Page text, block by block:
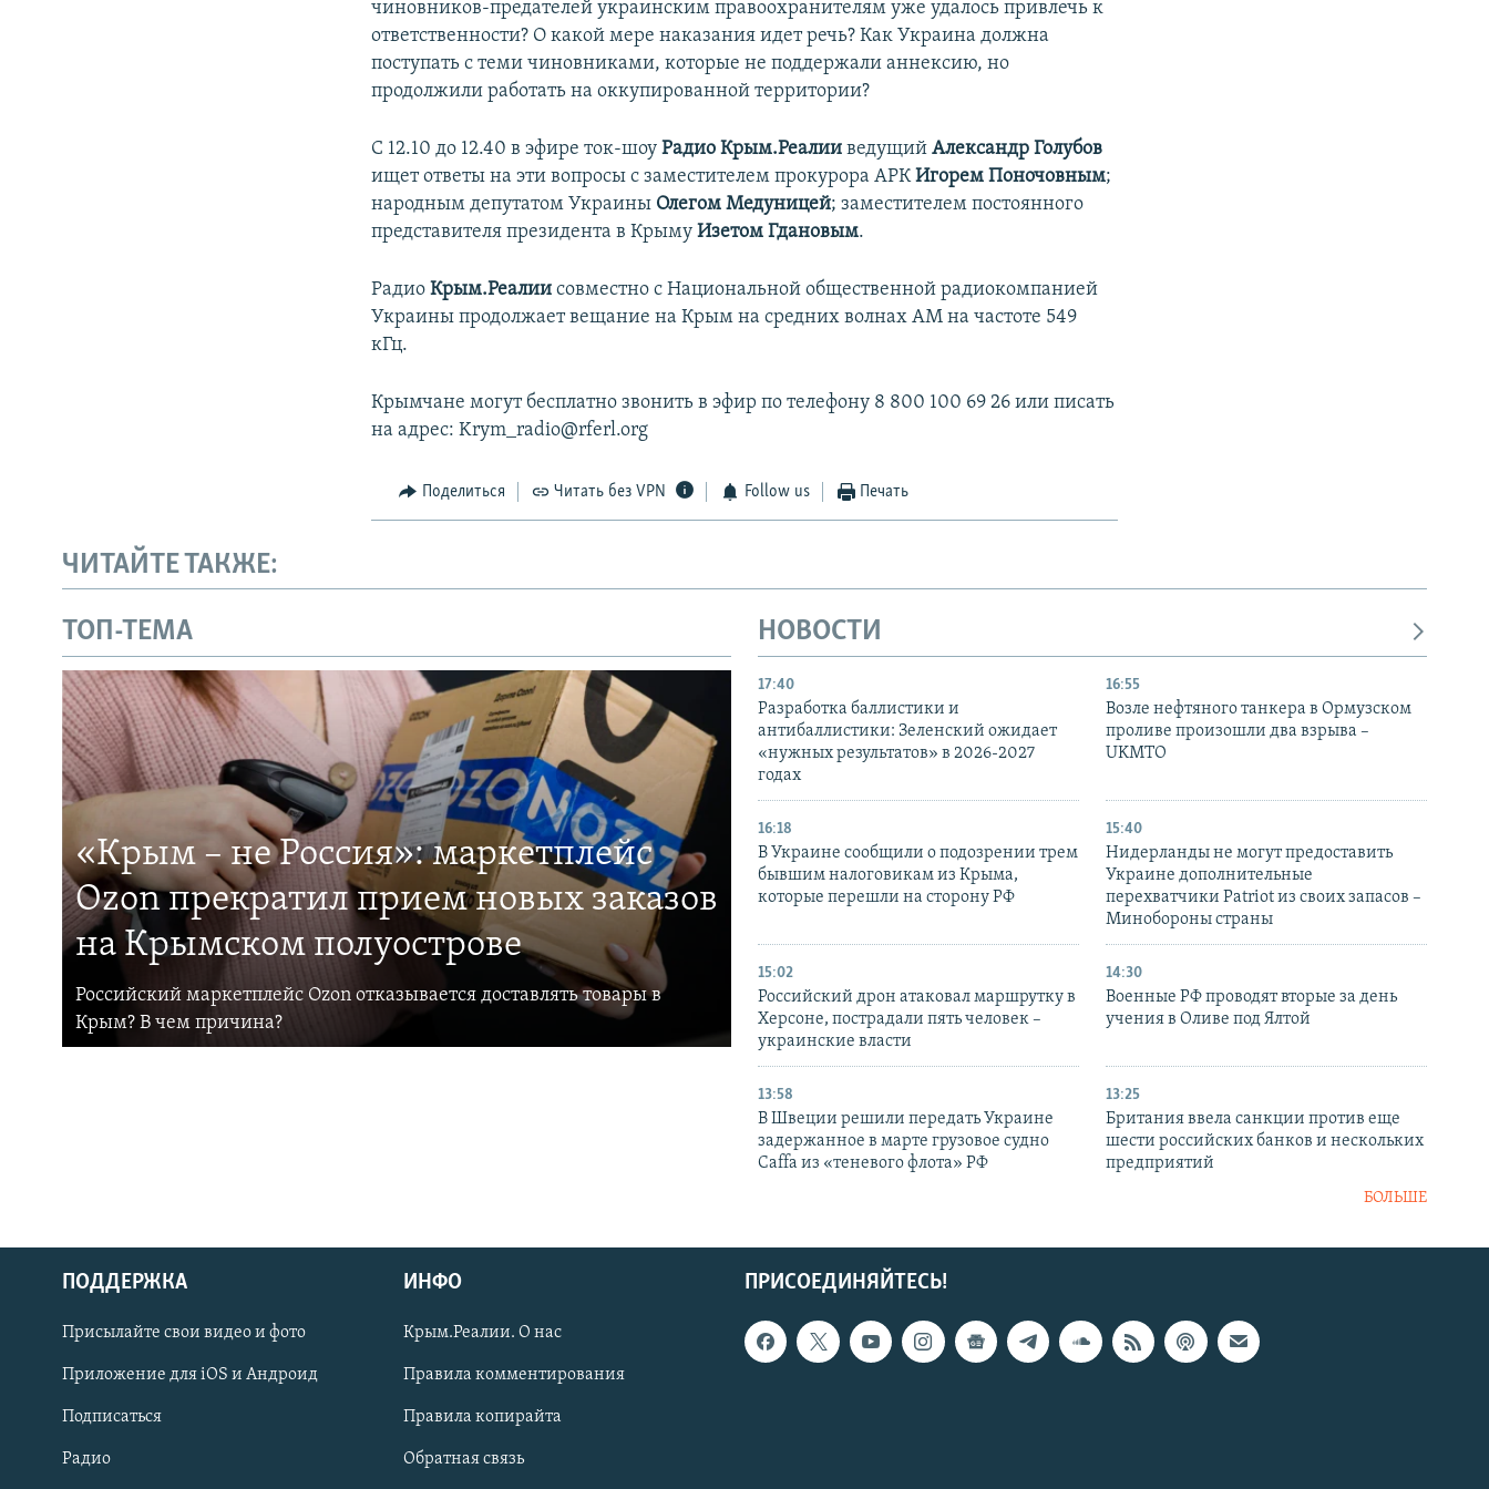
Українською
Qırımtatar
ПРИСОЕДИНЯЙТЕСЬ!
чиновников-предателей украинским правоохранителям уже удалось привлечь к
ответственности? О какой мере наказания идет речь? Как Украина должна
поступать с теми чиновниками, которые не поддержали аннексию, но
продолжили работать на оккупированной территории?
С 12.10 до 12.40 в эфире ток-шоуРадио Крым.Реалии ведущийАлександр Голубов
ищет ответы на эти вопросы с заместителем прокурора АРКИгорем Поночовным;
народным депутатом Украины Олегом Медуницей; заместителем постоянного
представителя президента в КрымуИзетом Гдановым.
РадиоКрым.Реалии совместно с Национальной общественной радиокомпанией
Украины продолжает вещание на Крым на средних волнах АМ на частоте 549
кГц.
Крымчане могут бесплатно звонить в эфир по телефону 8 800 100 69 26 или писать
на адрес: Krym_radio@rferl.org
Поделиться Читать без VPN Follow us Печать
ЧИТАЙТЕ ТАКЖЕ:
ТОП-ТЕМА
«Крым – не Россия»: маркетплейс
Ozon прекратил прием новых заказов
на Крымском полуострове
Российский маркетплейс Ozon отказывается доставлять товары в
Крым? В чем причина?
НОВОСТИ
17:40
Разработка баллистики и
антибаллистики: Зеленский ожидает
«нужных результатов» в 2026-2027
годах
16:55
Возле нефтяного танкера в Ормузском
проливе произошли два взрыва –
UKMTO
16:18
В Украине сообщили о подозрении трем
бывшим налоговикам из Крыма,
которые перешли на сторону РФ
15:40
Нидерланды не могут предоставить
Украине дополнительные
перехватчики Patriot из своих запасов –
Минобороны страны
15:02
Российский дрон атаковал маршрутку в
Херсоне, пострадали пять человек –
украинские власти
14:30
Военные РФ проводят вторые за день
учения в Оливе под Ялтой
13:58
В Швеции решили передать Украине
задержанное в марте грузовое судно
Caffa из «теневого флота» РФ
13:25
Британия ввела санкции против еще
шести российских банков и нескольких
предприятий
БОЛЬШЕ
ПРИСОЕДИНЯЙТЕСЬ!
ПОДДЕРЖКА
Присылайте свои видео и фото
Приложение для iOS и Андроид
Подписаться
Радио
ИНФО
Крым.Реалии. О нас
Правила комментирования
Правила копирайта
Обратная связь